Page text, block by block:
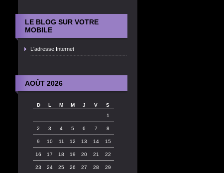
LE BLOG SUR VOTRE
MOBILE
L'adresse Internet
AOÛT 2026
D L M M J V
S
1
2 3 4 5 6 7 8
9 10 11 12 13 14 15
16 17 18 19 20 21 22
23 24 25 26 27 28 29